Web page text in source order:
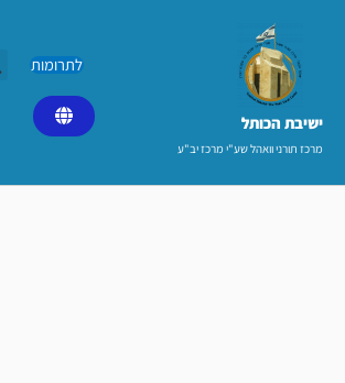
ישיבת הכותל​
מרכז תורני וואהל שע"י מרכז יב"ע
לתרומות